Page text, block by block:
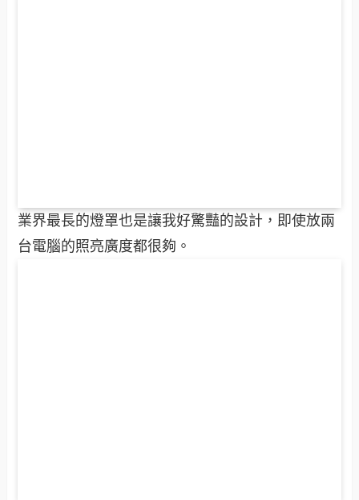
業界最長的燈罩也是讓我好驚豔的設計，即使放兩
台電腦的照亮廣度都很夠。